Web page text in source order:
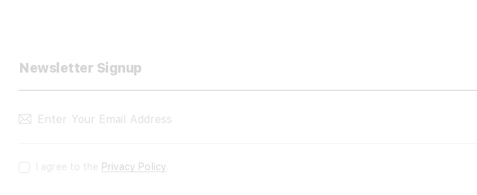
Newsletter Signup
I agree to the Privacy Policy